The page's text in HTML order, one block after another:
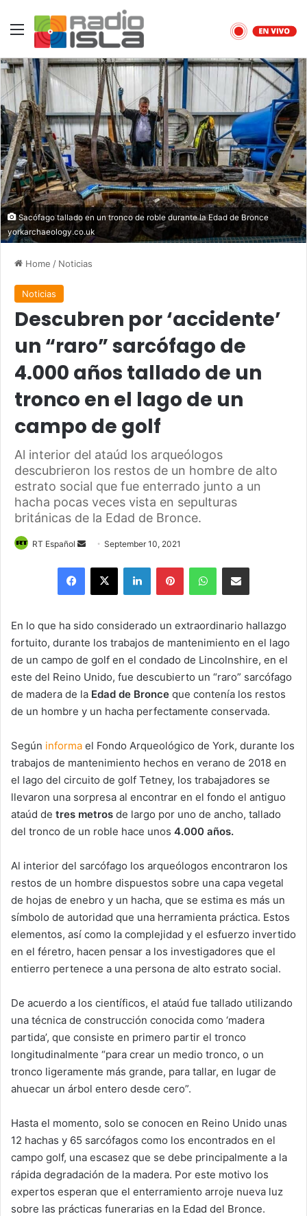
Menu
Sacófago tallado en un tronco de roble durante la Edad de Bronce
yorkarchaeology.co.uk
Home / Noticias
Noticias
Descubren por ‘accidente’
un “raro” sarcófago de
4.000 años tallado de un
tronco en el lago de un
campo de golf
Al interior del ataúd los arqueólogos
descubrieron los restos de un hombre de alto
estrato social que fue enterrado junto a un
hacha pocas veces vista en sepulturas
británicas de la Edad de Bronce.
RT Español
Send
email
September 10, 2021
Facebook
X LinkedInPinterestWhatsAppShare via Email
En lo que ha sido considerado un extraordinario hallazgo
fortuito, durante los trabajos de mantenimiento en el lago
de un campo de golf en el condado de Lincolnshire, en el
este del Reino Unido, fue descubierto un “raro” sarcófago
de madera de la Edad de Bronce que contenía los restos
de un hombre y un hacha perfectamente conservada.
Según informa el Fondo Arqueológico de York, durante los
trabajos de mantenimiento hechos en verano de 2018 en
el lago del circuito de golf Tetney, los trabajadores se
llevaron una sorpresa al encontrar en el fondo el antiguo
ataúd de tres metros de largo por uno de ancho, tallado
del tronco de un roble hace unos 4.000 años.
Al interior del sarcófago los arqueólogos encontraron los
restos de un hombre dispuestos sobre una capa vegetal
de hojas de enebro y un hacha, que se estima es más un
símbolo de autoridad que una herramienta práctica. Estos
elementos, así como la complejidad y el esfuerzo invertido
en el féretro, hacen pensar a los investigadores que el
entierro pertenece a una persona de alto estrato social.
De acuerdo a los científicos, el ataúd fue tallado utilizando
una técnica de construcción conocida como ‘madera
partida’, que consiste en primero partir el tronco
longitudinalmente “para crear un medio tronco, o un
tronco ligeramente más grande, para tallar, en lugar de
ahuecar un árbol entero desde cero”.
Hasta el momento, solo se conocen en Reino Unido unas
12 hachas y 65 sarcófagos como los encontrados en el
campo golf, una escasez que se debe principalmente a la
rápida degradación de la madera. Por este motivo los
expertos esperan que el enterramiento arroje nueva luz
sobre las prácticas funerarias en la Edad del Bronce.